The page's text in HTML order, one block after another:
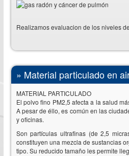
Realizamos evaluacion de los niveles
» Material particulado en
MATERIAL PARTICULADO
El polvo fino PM2,5 afecta a la salud
A pesar de éllo, es común en las
y oficinas.
Son partículas ultrafinas (de 2,5
constituyen una mezcla de sustancias
tipo. Su reducido tamaño les permite